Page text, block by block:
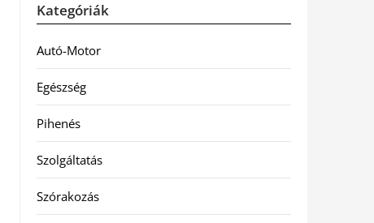
Kategóriák
Autó-Motor
Egészség
Pihenés
Szolgáltatás
Szórakozás